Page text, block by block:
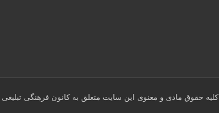
کلیه حقوق مادی و معنوی این سایت متعلق به کانون فرهنگی